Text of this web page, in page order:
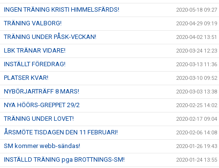
INGEN TRÄNING KRISTI HIMMELSFÄRDS! 2020-05-18 09:27
TRÄNING VALBORG! 2020-04-29 09:19
TRÄNING UNDER PÅSK-VECKAN! 2020-04-02 13:51
LBK TRÄNAR VIDARE! 2020-03-24 12:23
INSTÄLLT FÖREDRAG! 2020-03-13 11:36
PLATSER KVAR! 2020-03-10 09:52
NYBÖRJARTRÄFF 8 MARS! 2020-03-03 13:38
NYA HÖÖRS-GREPPET 29/2 2020-02-25 14:02
TRÄNING UNDER LOVET! 2020-02-17 09:04
ÅRSMÖTE TISDAGEN DEN 11 FEBRUARI! 2020-02-06 14:08
SM kommer webb-sändas! 2020-01-26 19:43
INSTÄLLD TRÄNING pga BROTTNINGS-SM! 2020-01-24 13:55